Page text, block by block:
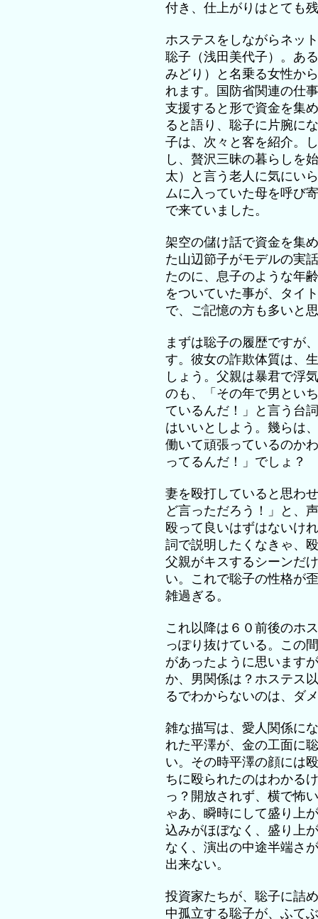
付き、仕上がりはとても
ホステスをしながらネッ
聡子（浅田美代子）。あ
みどり）と名乗る女性か
れます。国防省関連の仕
支援すると形で資金を集
ると語り、聡子に片腕に
子は、次々と客を紹介。
し、贅沢三昧の暮らしを
太）と言う老人に気にい
ムに入っていた母を呼び
で来ていました。
架空の儲け話で資金を集
た山辺節子がモデルの実
たのに、息子のような年
をついていた事が、タイ
で、ご記憶の方も多いと
まずは聡子の履歴ですが
す。彼女の詐欺体質は、
しょう。父親は暴君で浮
のも、「その年で男とい
ているんだ！」と言う台
はいいとしよう。幾らは
働いて頑張っているのか
ってるんだ！」でしょ？
妻を殴打していると思わ
ど言っただろう！」と、
殴って良いはずはないけ
詞で説明したくなきゃ、
父親がキスするシーンだ
い。これで聡子の性格が
雑過ぎる。
これ以降は６０前後のホ
っぽり抜けている。この
があったように思います
か、男関係は？ホステス
るでわからないのは、ダ
雑な描写は、愛人関係に
れた平澤が、金の工面に
い。その時平澤の顔には
ちに殴られたのはわかる
っ？開放されず、横で怖
ゃあ、瞬時にして盛り上
込みがほぼなく、盛り上
なく、演出の中途半端さ
出来ない。
投資家たちが、聡子に詰
中孤立する聡子が、ふて